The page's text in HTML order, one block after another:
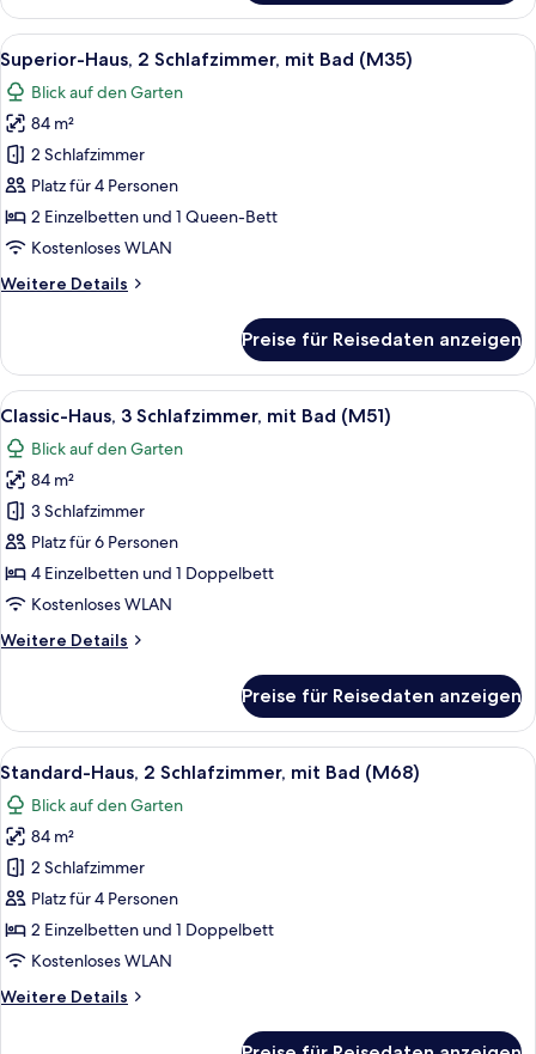
Haus,
2 Schlafzimmer,
mit
Bad
(M13)
Alle
Fotos
für
Superior-
Haus,
2 Schlafzimmer,
mit
Bad
anzeigen
Ein ordentlich bezogenes Bett mit
7
Superior-Haus, 2 Schlafzimmer, mit Bad (M35)
Blick auf den Garten
84 m²
2 Schlafzimmer
Platz für 4 Personen
2 Einzelbetten und 1 Queen-Bett
Kostenloses WLAN
Weitere Details
Weitere
Haus,
2 Schlafzimmer,
mit
Bad
(M35)
Preise für Reisedaten anzeigen
Alle
Fotos
für
Classic-
Haus,
3 Schlafzimmer,
mit
Bad
anzeigen
Ein ordentlich bezogenes Bett mit
7
Classic-Haus, 3 Schlafzimmer, mit Bad (M51)
Blick auf den Garten
84 m²
3 Schlafzimmer
Platz für 6 Personen
4 Einzelbetten und 1 Doppelbett
Kostenloses WLAN
Weitere Details
Weitere
Haus,
3 Schlafzimmer,
mit
Bad
(M51)
Preise für Reisedaten anzeigen
Alle
Fotos
für
Standard-
Haus,
2 Schlafzimmer,
mit
Bad
anzeigen
Ein Schlafzimmer mit einem großen
7
Standard-Haus, 2 Schlafzimmer, mit Bad (M68)
Blick auf den Garten
84 m²
2 Schlafzimmer
Platz für 4 Personen
2 Einzelbetten und 1 Doppelbett
Kostenloses WLAN
Weitere Details
Weitere